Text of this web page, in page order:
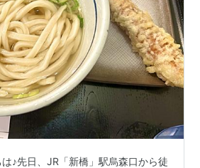
♪先日、JR「新橋」駅烏森口から徒